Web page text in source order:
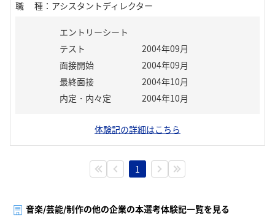
職種 ： アシスタントディレクター
エントリーシート
テスト
2004年09月
面接開始
2004年09月
最終面接
2004年10月
内定・内々定
2004年10月
体験記の詳細はこちら
1
音楽/芸能/制作の他の企業の本選考体験記一覧を見る